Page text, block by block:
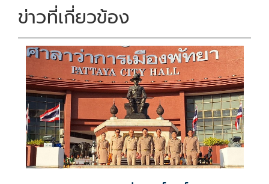
k k
ข่าวที่เกี่ยวข้อง